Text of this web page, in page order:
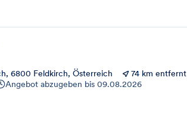
6800 Feldkirch, Österreich
74 km entfernt
Angebot abzugeben bis 09.08.2026